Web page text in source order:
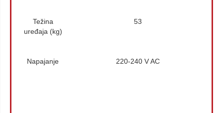
Težina
uređaja (kg)
53
Napajanje 220-240 V AC